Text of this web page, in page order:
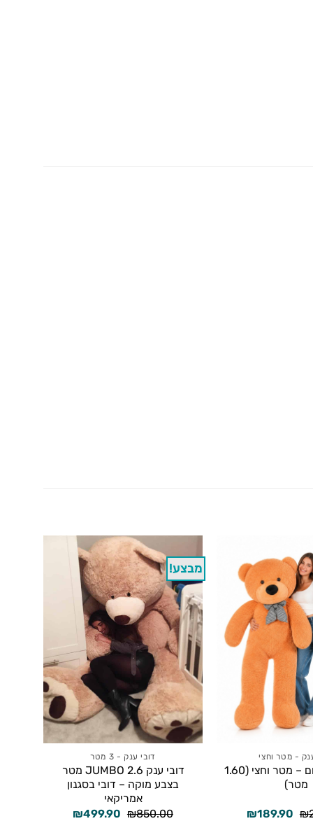
- מטר וחצי
דובי ענק כתום – מטר וחצי (1.60
מטר)
₪ המחיר ₪189.90 המחיר
מבצע!
דובי ענק - 3 מטר
דובי ענק JUMBO 2.6 מטר
בצבע מוקה – דובי בסגנון
אמריקאי
₪850.00 המחיר ₪499.90 המחיר